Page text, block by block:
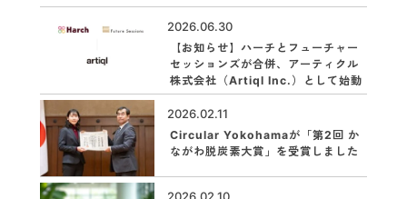
2026.06.30
【お知らせ】ハーチとフューチャー
セッションズが合併、アーティクル
株式会社（Artiql Inc.）として始動
2026.02.11
Circular Yokohamaが「第2回 か
ながわ脱炭素大賞」を受賞しました
2026.02.10